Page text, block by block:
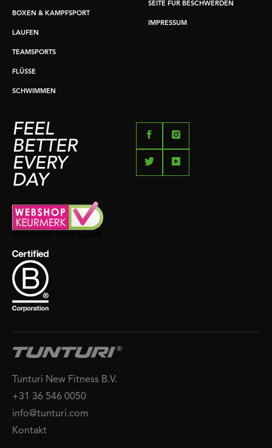
BOXEN & KAMPFSPORT
LAUFEN
TEAMSPORTS
FLÜSSE
SCHWIMMEN
SEITE FÜR BESCHWERDEN
IMPRESSUM
FEEL
BETTER
EVERY
DAY
Tunturi New Fitness B.V.
+31 36 546 0050
info@tunturi.com
Kontakt